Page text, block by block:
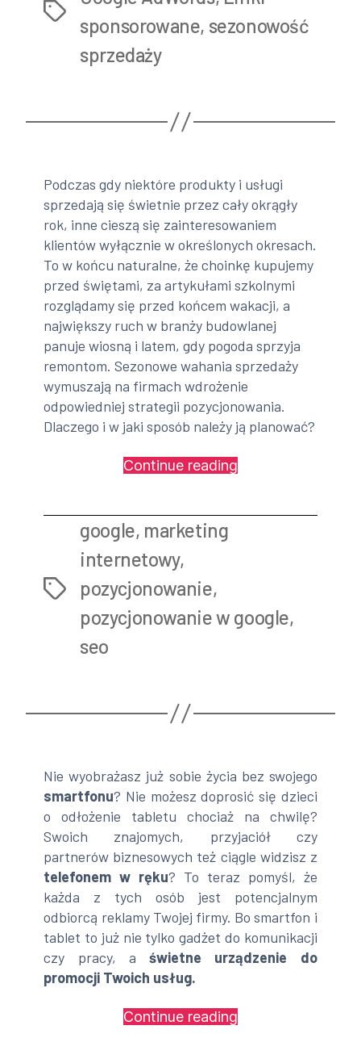
sezonowość
Tags
sponsorowane, sezonowość
sprzedaży
Podczas gdy niektóre produkty i usługi
sprzedają się świetnie przez cały okrągły
rok, inne cieszą się zainteresowaniem
klientów wyłącznie w określonych okresach.
To w końcu naturalne, że choinkę kupujemy
przed świętami, za artykułami szkolnymi
rozglądamy się przed końcem wakacji, a
największy ruch w branży budowlanej
panuje wiosną i latem, gdy pogoda sprzyja
remontom. Sezonowe wahania sprzedaży
wymuszają na firmach wdrożenie
odpowiedniej strategii pozycjonowania.
Dlaczego i w jaki sposób należy ją planować?
Continue reading
Tags
google, marketing
internetowy,
pozycjonowanie,
pozycjonowanie w google,
seo
Nie wyobrażasz już sobie życia bez swojego
smartfonu? Nie możesz doprosić się dzieci
o odłożenie tabletu chociaż na chwilę?
Swoich znajomych, przyjaciół czy
partnerów biznesowych też ciągle widzisz z
telefonem w ręku? To teraz pomyśl, że
każda z tych osób jest potencjalnym
odbiorcą reklamy Twojej firmy. Bo smartfon i
tablet to już nie tylko gadżet do komunikacji
czy pracy, aświetne urządzenie do
promocji Twoich usług.
Continue reading